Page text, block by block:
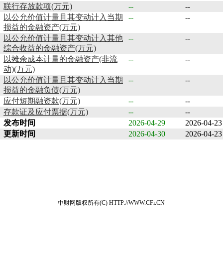
联行存放款项(万元)
--
--
以公允价值计量且其变动计入当期
损益的金融资产(万元)
-- --
以公允价值计量且其变动计入其他
综合收益的金融资产(万元)
-- --
以摊余成本计量的金融资产(非流
动)(万元)
-- --
以公允价值计量且其变动计入当期
损益的金融负债(万元)
-- --
应付短期融资款(万元) --
--
存款证及应付票据(万元)
--
--
发布时间
2026-04-29
2026-04-23
更新时间
2026-04-30 2026-04-23
中财网版权所有(C) HTTP://WWW.CFi.CN